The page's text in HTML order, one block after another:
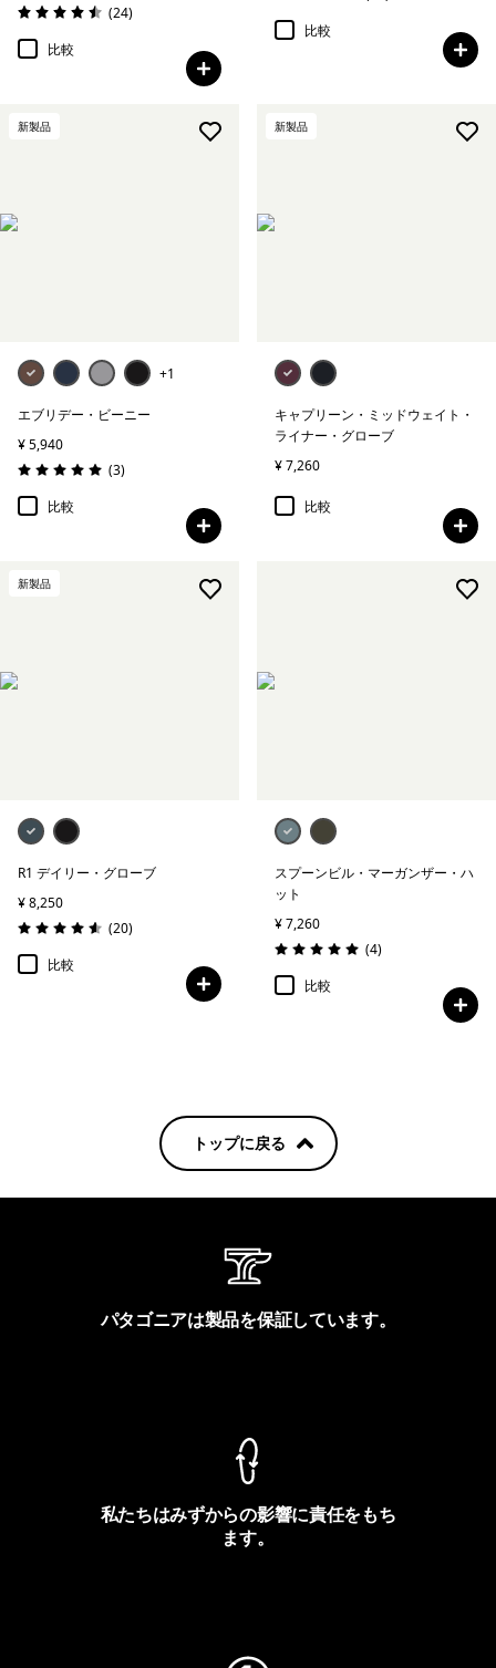
評価: 4.5 / 5 (24レビュー
)
比較
比較
新製品
+1
エブリデー・ビーニー
¥ 5,940
評価: 5.0 / 5
(3レビュー
)
比較
新製品
キャプリーン・ミッドウェイト・
ライナー・グローブ
¥ 7,260
比較
新製品
R1 デイリー・グローブ
¥ 8,250
評価: 4.6 / 5
(20レビュー
)
比較
スプーンビル・マーガンザー・ハ
ット
¥ 7,260
評価: 5.0 / 5
(4レビュー
)
比較
トップに戻る
パタゴニアは製品を保証しています。
私たちはみずからの影響に責任をもち
ます。